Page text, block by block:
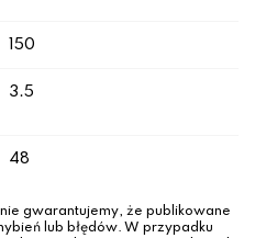
150
3.5
48
gwarantujemy, że publikowane
lub błędów. W przypadku